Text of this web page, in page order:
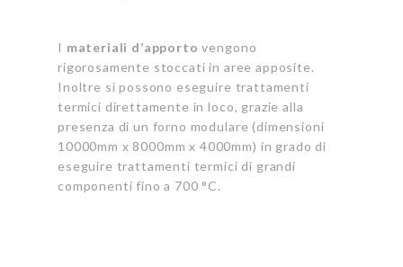
I materiali d’apporto vengono
rigorosamente stoccati in aree apposite.
Inoltre si possono eseguire trattamenti
termici direttamente in loco, grazie alla
presenza di un forno modulare (dimensioni
10000mm x 8000mm x 4000mm) in grado di
eseguire trattamenti termici di grandi
componenti fino a 700 °C.